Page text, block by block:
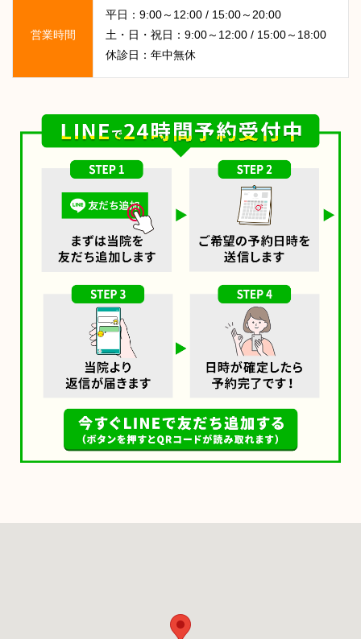
営業時間
平日：9:00～12:00 / 15:00～20:00
土・日・祝日：9:00～12:00 / 15:00～18:00
休診日：年中無休